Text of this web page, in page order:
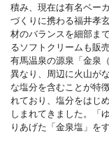
積み、現在は有名ベー
づくりに携わる福井孝
材のバランスを細部ま
るソフトクリームも販
有馬温泉の源泉「金泉
異なり、周辺に火山が
な塩分を含むことが特
れており、塩分をはじ
しまれてきました。「
りあげた「金泉塩」を